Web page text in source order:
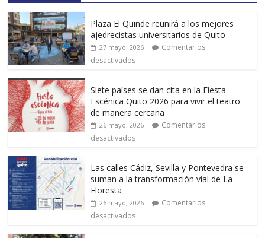
Plaza El Quinde reunirá a los mejores
ajedrecistas universitarios de Quito
27 mayo, 2026
Comentarios
desactivados
Siete países se dan cita en la Fiesta
Escénica Quito 2026 para vivir el teatro
de manera cercana
26 mayo, 2026
Comentarios
desactivados
Las calles Cádiz, Sevilla y Pontevedra se
suman a la transformación vial de La
Floresta
26 mayo, 2026
Comentarios
desactivados